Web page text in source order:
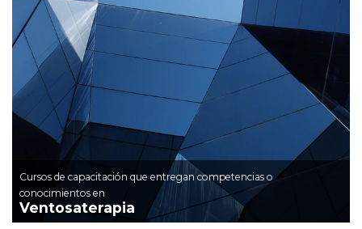
Cursos de capacitación que entregan competencias o
conocimientos en
Ventosaterapia